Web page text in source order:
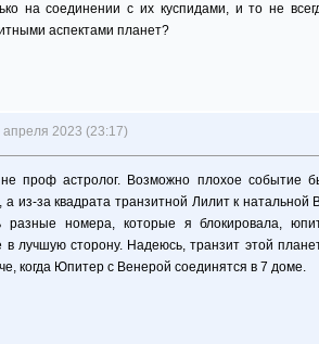
на соединении с их куспидами, и то не
аспектами планет?
апреля 2023 (23:17)
проф астролог. Возможно плохое событие
из-за квадрата транзитной Лилит к натальной
разные номера, которые я блокировала,
в лучшую сторону. Надеюсь, транзит этой
когда Юпитер с Венерой соединятся в 7 доме.